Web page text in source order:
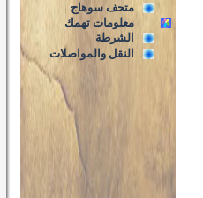
متحف سوهاج
معلومات تهمك
الشرطة
النقل والمواصلات